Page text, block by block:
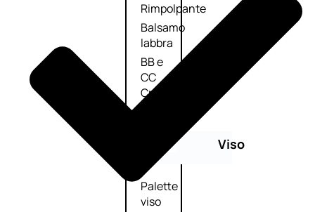
Rimpolpante
Balsamo
labbra
BB e
CC
Cream
Viso
Palette
viso